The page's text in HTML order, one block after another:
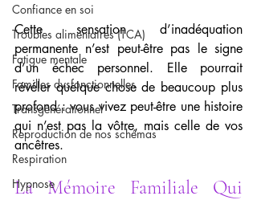
Confiance en soi
Troubles alimentaires (TCA)
Fatigue mentale
Familles dysfonctionnelles
Transgénérationnel
Reproduction de nos schémas
Respiration
Hypnose
Cette sensation d’inadéquation
permanente n’est peut-être pas le signe
d’un échec personnel. Elle pourrait
révéler quelque chose de beaucoup plus
profond : vous vivez peut-être une histoire
qui n’est pas la vôtre, mais celle de vos
ancêtres.
La Mémoire Familiale Qui